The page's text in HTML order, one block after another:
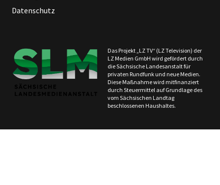
Datenschutz
Das Projekt „LZ TV“ (LZ Television) der
LZ Medien GmbH wird gefördert durch
die Sächsische Landesanstalt für
privaten Rundfunk und neue Medien.
Diese Maßnahme wird mitfinanziert
durch Steuermittel auf Grundlage des
vom Sächsischen Landtag
beschlossenen Haushaltes.